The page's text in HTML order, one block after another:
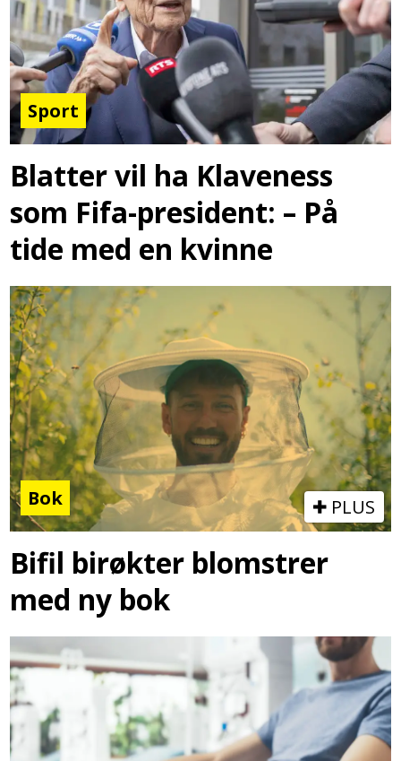
Sport
Blatter vil ha Klaveness
som Fifa-president: – På
tide med en kvinne
Bok PLUS
Bifil birøkter blomstrer
med ny bok